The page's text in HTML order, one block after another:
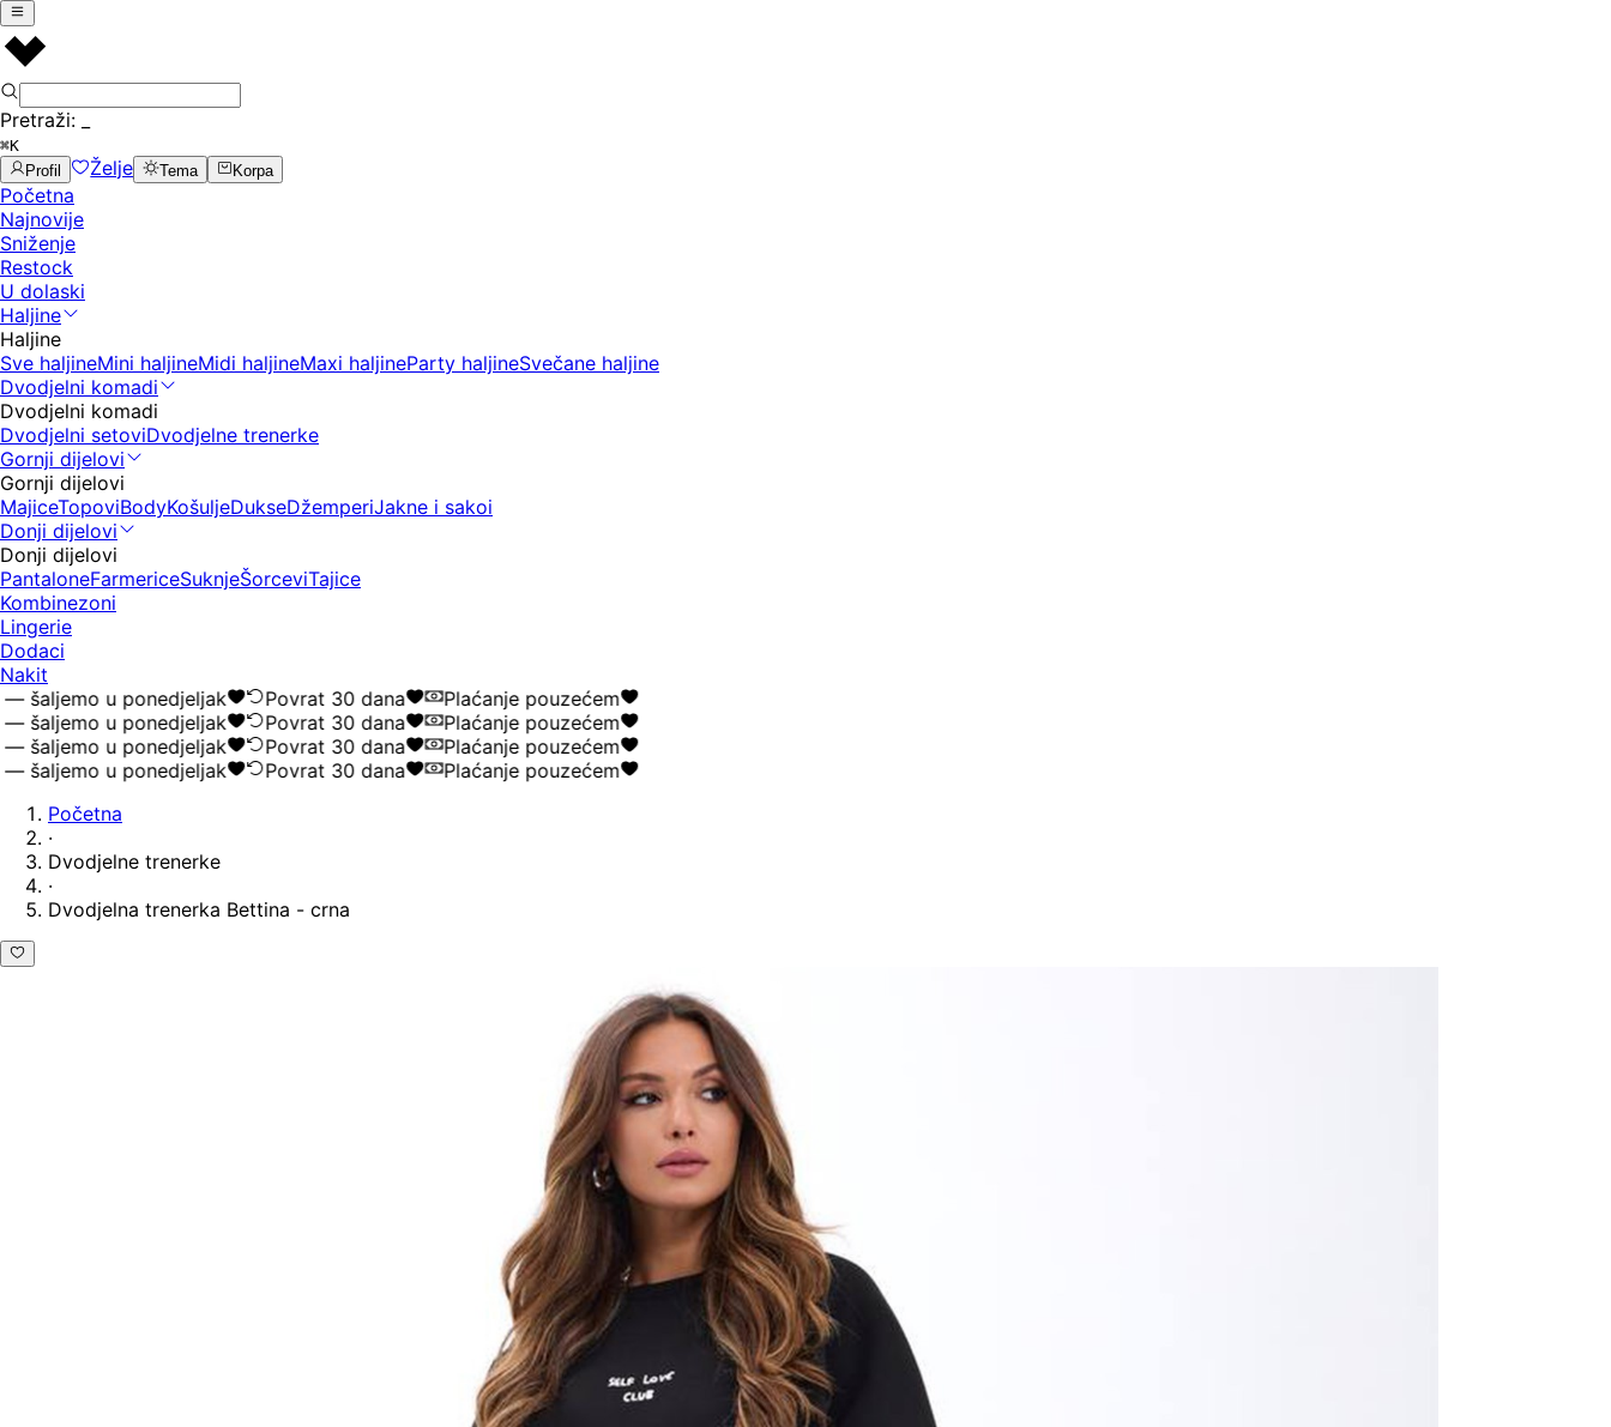
Pretraži:
⌘K
Profil
Želje Tema Korpa
Početna
Najnovije
Sniženje
Restock
U dolaski
Haljine
Haljine
Sve haljineMini haljineMidi haljineMaxi haljineParty haljineSvečane haljine
Dvodjelni komadi
Dvodjelni komadi
Dvodjelni setoviDvodjelne trenerke
Gornji dijelovi
Gornji dijelovi
MajiceTopoviBodyKošuljeDukseDžemperiJakne i sakoi
Donji dijelovi
Donji dijelovi
PantaloneFarmericeSuknjeŠorceviTajice
Kombinezoni
Lingerie
Dodaci
Nakit
u ponedjeljak
Povrat 30 dana
Plaćanje pouzećem
u ponedjeljak
Povrat 30 dana
Plaćanje pouzećem
u ponedjeljak
Povrat 30 dana
Plaćanje pouzećem
u ponedjeljak
Povrat 30 dana
Plaćanje pouzećem
Početna
·
Dvodjelne trenerke
·
Dvodjelna trenerka Bettina - crna